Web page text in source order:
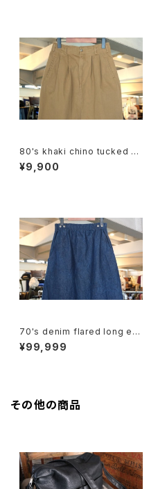
80's khaki chino tucked p
encil Skirt
¥9,900
70's denim flared long ea
sy Skirt
¥99,999
その他の商品